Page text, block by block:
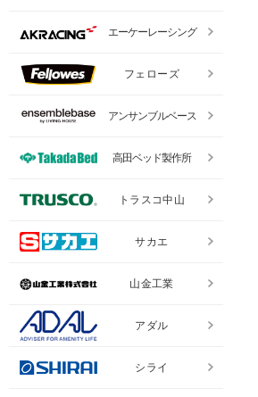
エーケーレーシング
フェローズ
アンサンブルベース
高田ベッド製作所
トラスコ中山
サカエ
山金工業
アダル
シライ